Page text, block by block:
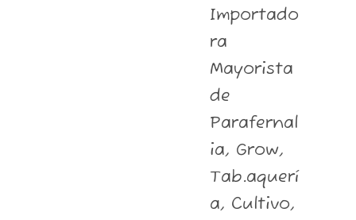
Importado
ra
Mayorista
de
Parafernal
ia, Grow,
Tab.aquerí
a, Cultivo,